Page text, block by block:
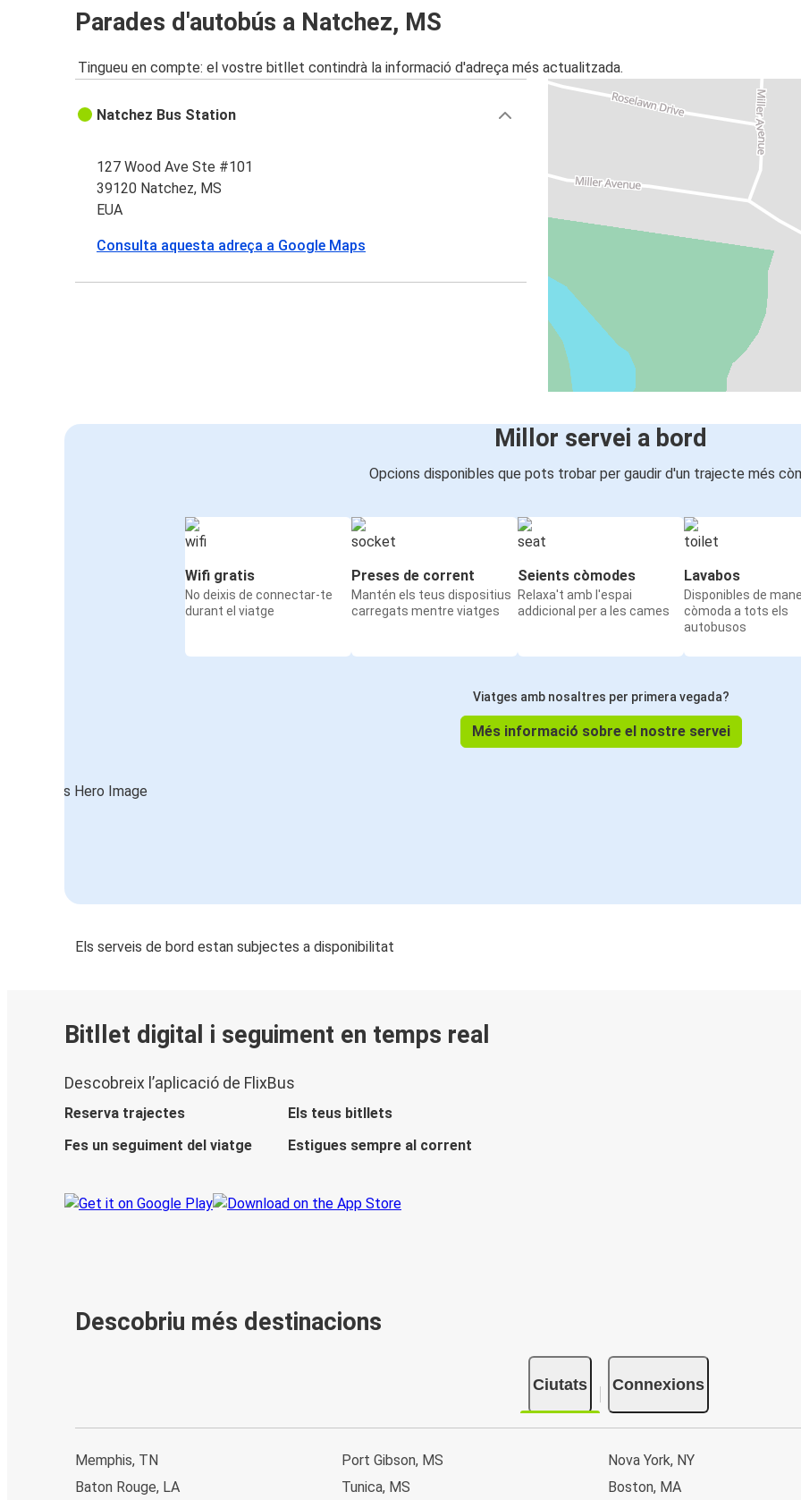
Parades d'autobús a Natchez, MS
Tingueu en compte: el vostre bitllet contindrà la informació d'adreça més actualitzada.
Natchez Bus Station
127 Wood Ave Ste #101
39120 Natchez, MS
EUA
Consulta aquesta adreça a Google Maps
Millor servei a bord
Opcions disponibles que pots trobar per gaudir d'un trajecte més
Wifi gratis
No deixis de connectar-te
durant el viatge
Preses de corrent
Mantén els teus dispositius
carregats mentre viatges
Seients còmodes
Relaxa't amb l'espai
addicional per a les cames
Lavabos
Disponibles de
còmoda a tots els
autobusos
Viatges amb nosaltres per primera vegada?
Més informació sobre el nostre servei
Els serveis de bord estan subjectes a disponibilitat
Bitllet digital i seguiment en temps real
Descobreix l’aplicació de FlixBus
Reserva trajectes
Els teus bitllets
Fes un seguiment del viatge
Estigues sempre al corrent
Descobriu més destinacions
Ciutats Connexions
Memphis, TN
Baton Rouge, LA
Port Gibson, MS
Tunica, MS
Nova York, NY
Boston, MA